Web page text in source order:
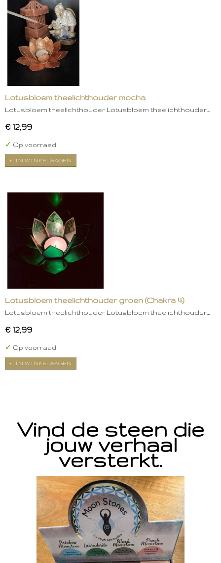
Lotusbloem theelichthouder mocha
Lotusbloem theelichthouder Lotusbloem theelichthouder…
€ 12,99
✓ Op voorraad
IN WINKELWAGEN
Lotusbloem theelichthouder groen (Chakra 4)
Lotusbloem theelichthouder Lotusbloem theelichthouder…
€ 12,99
✓ Op voorraad
IN WINKELWAGEN
Vind de steen die
jouw verhaal
versterkt.